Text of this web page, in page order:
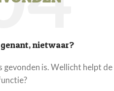
nietwaar?
is. Wellicht helpt de